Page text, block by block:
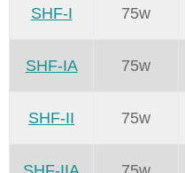
SHF-I 75w
SHF-IA 75w
SHF-II 75w